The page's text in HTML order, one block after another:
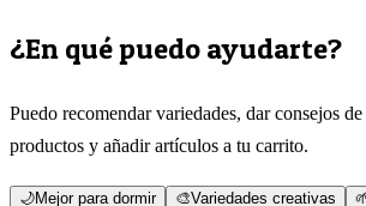
¿En qué puedo ayudarte?
Puedo recomendar variedades, dar consejos
productos y añadir artículos a tu carrito.
🌙Mejor para dormir 🎨Variedades creativas